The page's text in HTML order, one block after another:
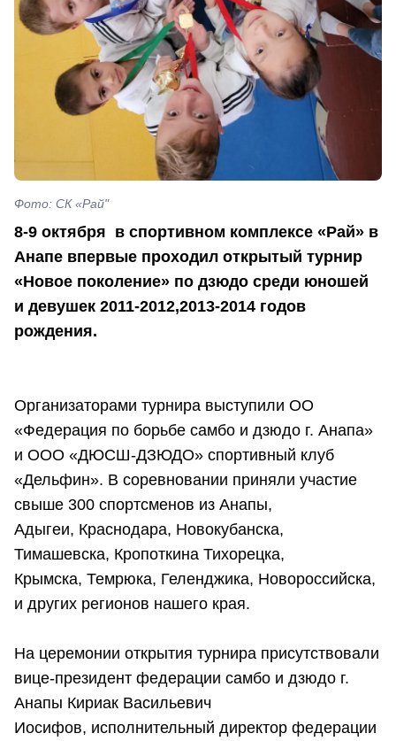
Фото: СК «Рай"
8-9 октября в спортивном комплексе «Рай» в
Анапе впервые проходил открытый турнир
«Новое поколение» по дзюдо среди юношей
и девушек 2011-2012,2013-2014 годов
рождения.
Организаторами турнира выступили ОО
«Федерация по борьбе самбо и дзюдо г. Анапа»
и ООО «ДЮСШ-ДЗЮДО» спортивный клуб
«Дельфин». В соревновании приняли участие
свыше 300 спортсменов из Анапы,
Адыгеи, Краснодара, Новокубанска,
Тимашевска, Кропоткина Тихорецка,
Крымска, Темрюка, Геленджика, Новороссийска,
и других регионов нашего края.
На церемонии открытия турнира присутствовали
вице-президент федерации самбо и дзюдо г.
Анапы Кириак Васильевич
Иосифов, исполнительный директор федерации